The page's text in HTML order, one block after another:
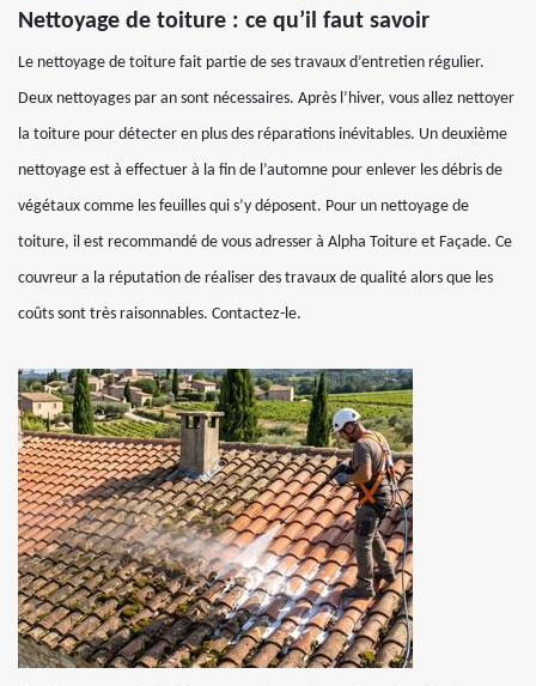
Nettoyage de toiture : ce qu’il faut savoir
Le nettoyage de toiture fait partie de ses travaux d’entretien régulier.
Deux nettoyages par an sont nécessaires. Après l’hiver, vous allez nettoyer
la toiture pour détecter en plus des réparations inévitables. Un deuxième
nettoyage est à effectuer à la fin de l’automne pour enlever les débris de
végétaux comme les feuilles qui s’y déposent. Pour un nettoyage de
toiture, il est recommandé de vous adresser à Alpha Toiture et Façade. Ce
couvreur a la réputation de réaliser des travaux de qualité alors que les
coûts sont très raisonnables. Contactez-le.